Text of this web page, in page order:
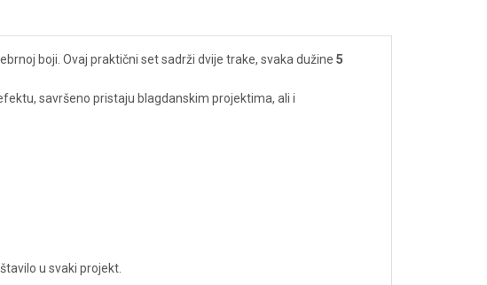
boji. Ovaj praktični set sadrži dvije trake, svaka dužine 5
savršeno pristaju blagdanskim projektima, ali i
u svaki projekt.